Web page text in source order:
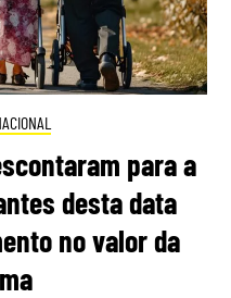
para a
desta data
no valor da